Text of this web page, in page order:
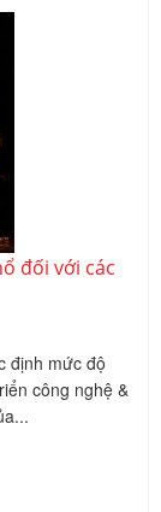
đối với các
định mức độ
công nghệ &